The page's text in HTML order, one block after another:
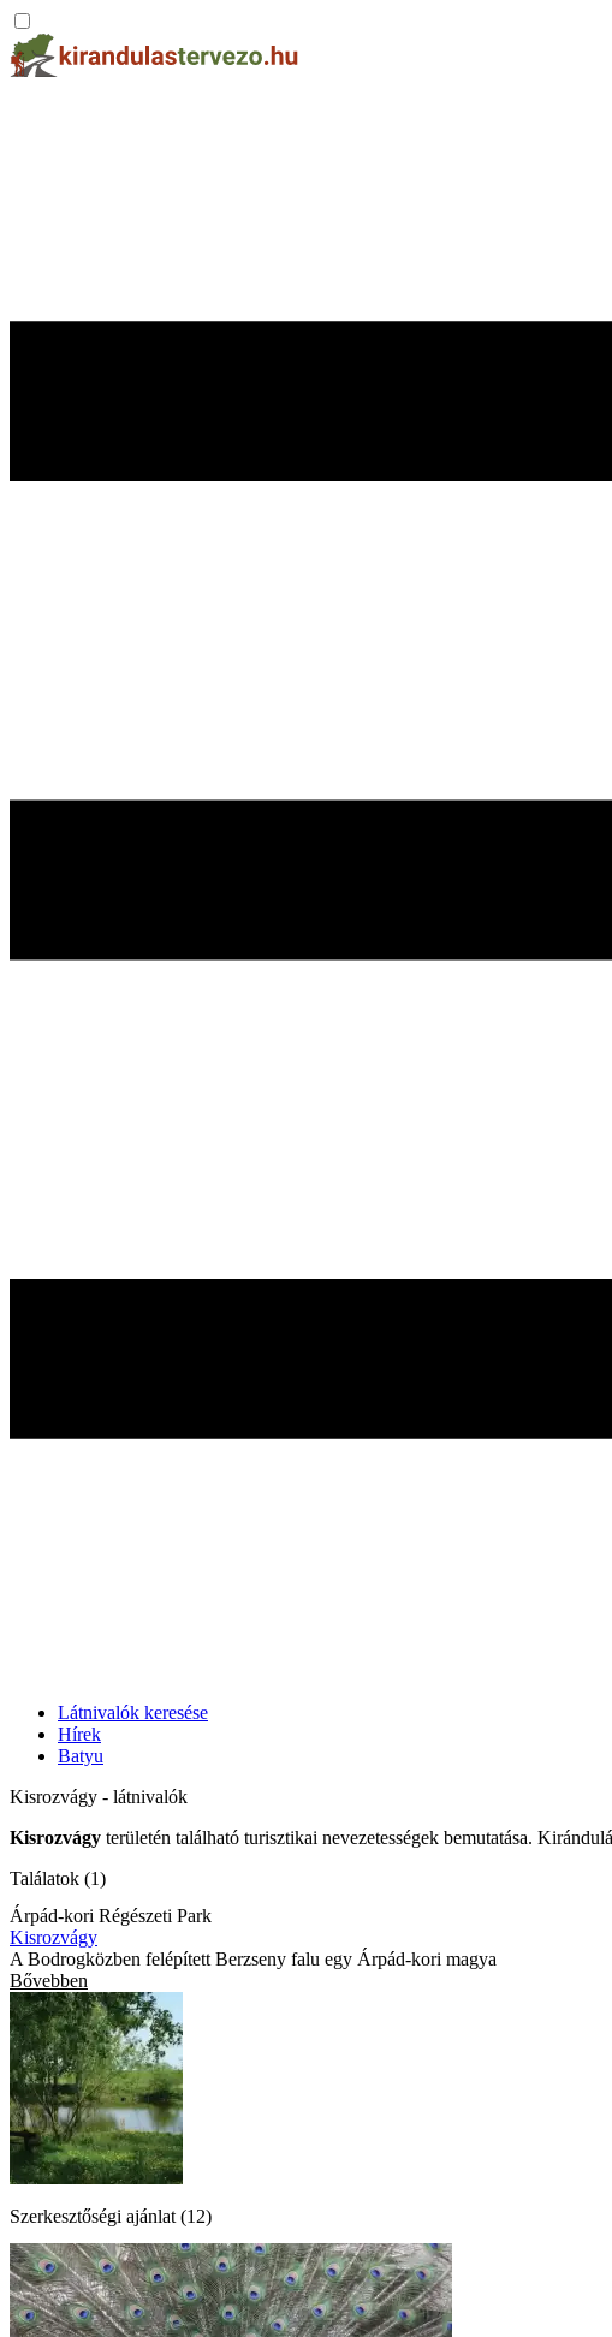
Látnivalók keresése
Hírek
Batyu
Kisrozvágy - látnivalók
Kisrozvágy területén található turisztikai nevezetességek bemutatása.
Találatok (1)
Árpád-kori Régészeti Park
Kisrozvágy
A Bodrogközben felépített Berzseny falu egy Árpád-kori magya
Bővebben
Szerkesztőségi ajánlat (12)